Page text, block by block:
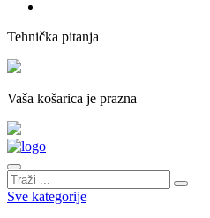
Tehnička pitanja
Vaša košarica je prazna
Sve kategorije